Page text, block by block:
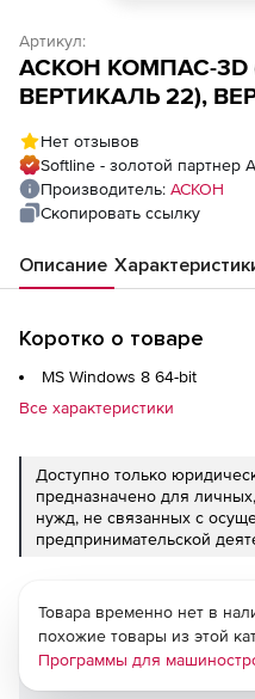
Артикул:
АСКОН КОМПАС-3D
ВЕРТИКАЛЬ 22),
Нет отзывов
Softline - золотой партнер
Производитель: АСКОН
Скопировать ссылку
Описание
Коротко о товаре
MS Windows 8 64-bit
Все характеристики
Доступно только
предназначено для
нужд, не связанных с
предпринимательской
Товара временно нет в
похожие товары из этой
Программы для